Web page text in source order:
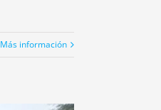
Más información